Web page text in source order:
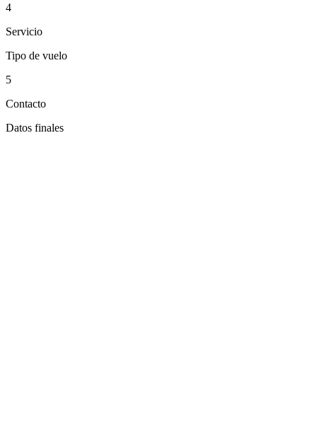
4
Servicio
Tipo de vuelo
5
Contacto
Datos finales